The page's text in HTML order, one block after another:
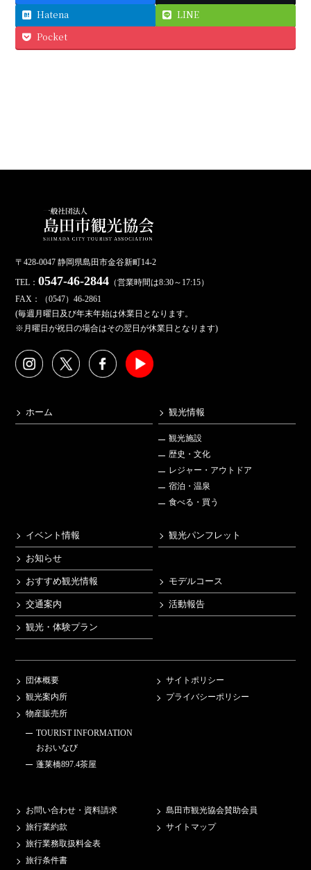
Hatena
LINE
Pocket
〒428-0047 静岡県島田市金谷新町14-2
TEL：0547-46-2844 （営業時間は8:30～17:15）
FAX：（0547）46-2861
(毎週月曜日及び年末年始は休業日となります。
※月曜日が祝日の場合はその翌日が休業日となります)
ホーム 観光情報
観光施設
歴史・文化
レジャー・アウトドア
宿泊・温泉
食べる・買う
イベント情報 観光パンフレット
お知らせ
おすすめ観光情報 モデルコース
交通案内 活動報告
観光・体験プラン
団体概要
観光案内所
物産販売所
TOURIST INFORMATION
おおいなび
蓬莱橋897.4茶屋
サイトポリシー
プライバシーポリシー
お問い合わせ・資料請求
旅行業約款
旅行業務取扱料金表
旅行条件書
島田市観光協会賛助会員
サイトマップ